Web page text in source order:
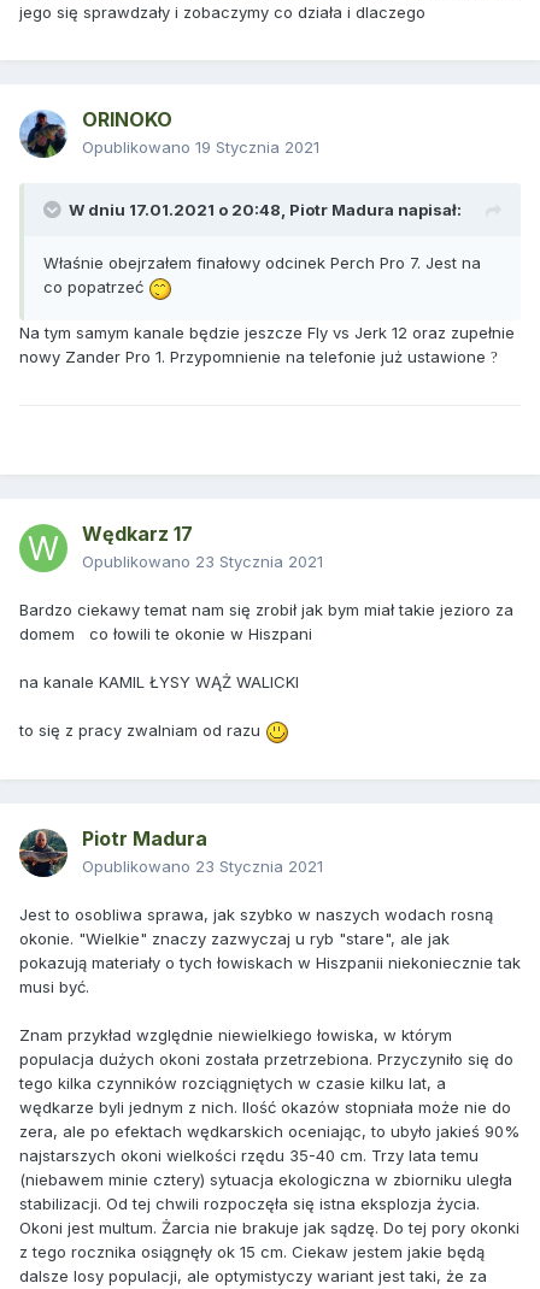
jego się sprawdzały i zobaczymy co działa i dlaczego
ORINOKO
Opublikowano 19 Stycznia 2021
W dniu 17.01.2021 o 20:48, Piotr Madura napisał:
Właśnie obejrzałem finałowy odcinek Perch Pro 7. Jest na
co popatrzeć
Na tym samym kanale będzie jeszcze Fly vs Jerk 12 oraz zupełnie
nowy Zander Pro 1. Przypomnienie na telefonie już ustawione ?
Wędkarz 17
Opublikowano 23 Stycznia 2021
Bardzo ciekawy temat nam się zrobił jak bym miał takie jezioro za
domem co łowili te okonie w Hiszpani
na kanale KAMIL ŁYSY WĄŻ WALICKI
to się z pracy zwalniam od razu
Piotr Madura
Opublikowano 23 Stycznia 2021
Jest to osobliwa sprawa, jak szybko w naszych wodach rosną
okonie. "Wielkie" znaczy zazwyczaj u ryb "stare", ale jak
pokazują materiały o tych łowiskach w Hiszpanii niekoniecznie tak
musi być.
Znam przykład względnie niewielkiego łowiska, w którym
populacja dużych okoni została przetrzebiona. Przyczyniło się do
tego kilka czynników rozciągniętych w czasie kilku lat, a
wędkarze byli jednym z nich. Ilość okazów stopniała może nie do
zera, ale po efektach wędkarskich oceniając, to ubyło jakieś 90%
najstarszych okoni wielkości rzędu 35-40 cm. Trzy lata temu
(niebawem minie cztery) sytuacja ekologiczna w zbiorniku uległa
stabilizacji. Od tej chwili rozpoczęła się istna eksplozja życia.
Okoni jest multum. Żarcia nie brakuje jak sądzę. Do tej pory okonki
z tego rocznika osiągnęły ok 15 cm. Ciekaw jestem jakie będą
dalsze losy populacji, ale optymistyczy wariant jest taki, że za